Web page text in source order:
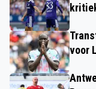
voor